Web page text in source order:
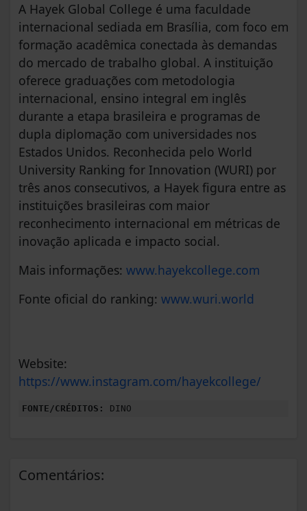
A Hayek Global College é uma faculdade
internacional sediada em Brasília, com foco em
formação acadêmica conectada às demandas
do mercado de trabalho global. A instituição
oferece graduações com metodologia
internacional, ensino integral em inglês
durante a etapa brasileira e programas de
dupla diplomação com universidades nos
Estados Unidos. Reconhecida pelo World
University Ranking for Innovation (WURI) por
três anos consecutivos, a Hayek figura entre as
instituições brasileiras com maior
reconhecimento internacional em métricas de
inovação aplicada e impacto social.
Mais informações: www.hayekcollege.com
Fonte oficial do ranking: www.wuri.world
Website:
https://www.instagram.com/hayekcollege/
FONTE/CRÉDITOS: DINO
Comentários: